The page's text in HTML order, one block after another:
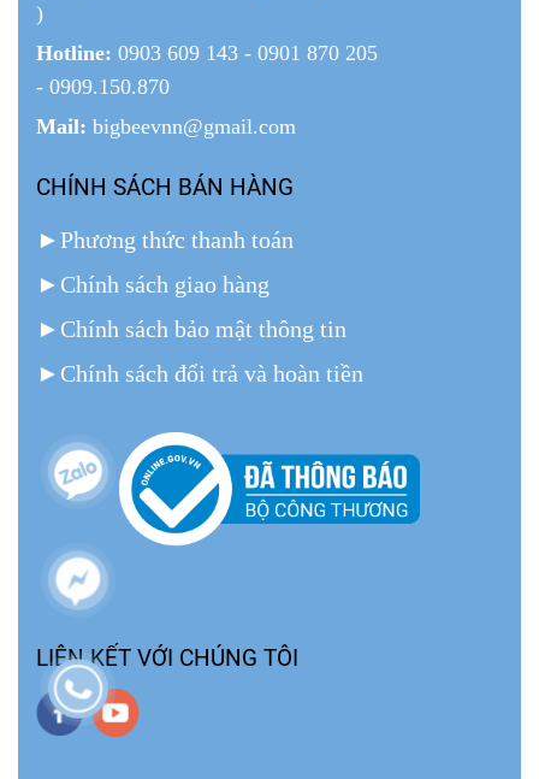
)
Hotline: 0903 609 143 - 0901 870 205
- 0909.150.870
Mail: bigbeevnn@gmail.com
CHÍNH SÁCH BÁN HÀNG
►Phương thức thanh toán
► Chính sách giao hàng
► Chính sách bảo mật thông tin
► Chính sách đổi trả và hoàn tiền
LIÊN KẾT VỚI CHÚNG TÔI